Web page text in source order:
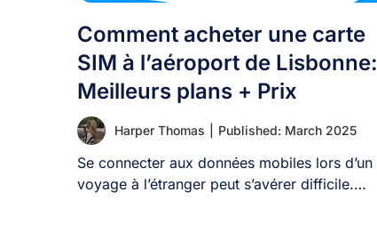
Comment acheter une carte
SIM à l’aéroport de Lisbonne:
Meilleurs plans + Prix
Harper Thomas Published: March 2025
Se connecter aux données mobiles lors d’un
voyage à l’étranger peut s’avérer difficile.